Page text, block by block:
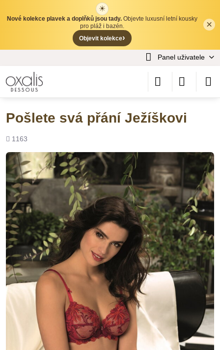
✕
×
☀
Nové kolekce plavek a doplňků jsou tady. Objevte luxusní letní kousky
pro pláž i bazén.
Objevit kolekce›
Panel uživatele
Pošlete svá přání Ježíškovi
Počet
1163